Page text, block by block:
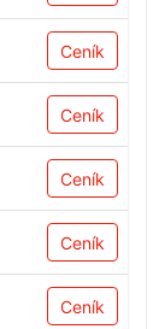
Ceník
Ceník
Ceník
Ceník
Ceník